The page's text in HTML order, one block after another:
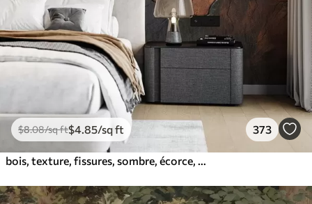
$8.08/sq ft$4 .85/sq ft 373